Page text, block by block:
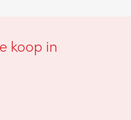
koop in